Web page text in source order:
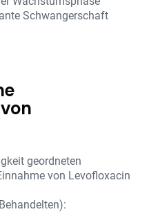
Schwangerschaft
geordneten
von Levofloxacin